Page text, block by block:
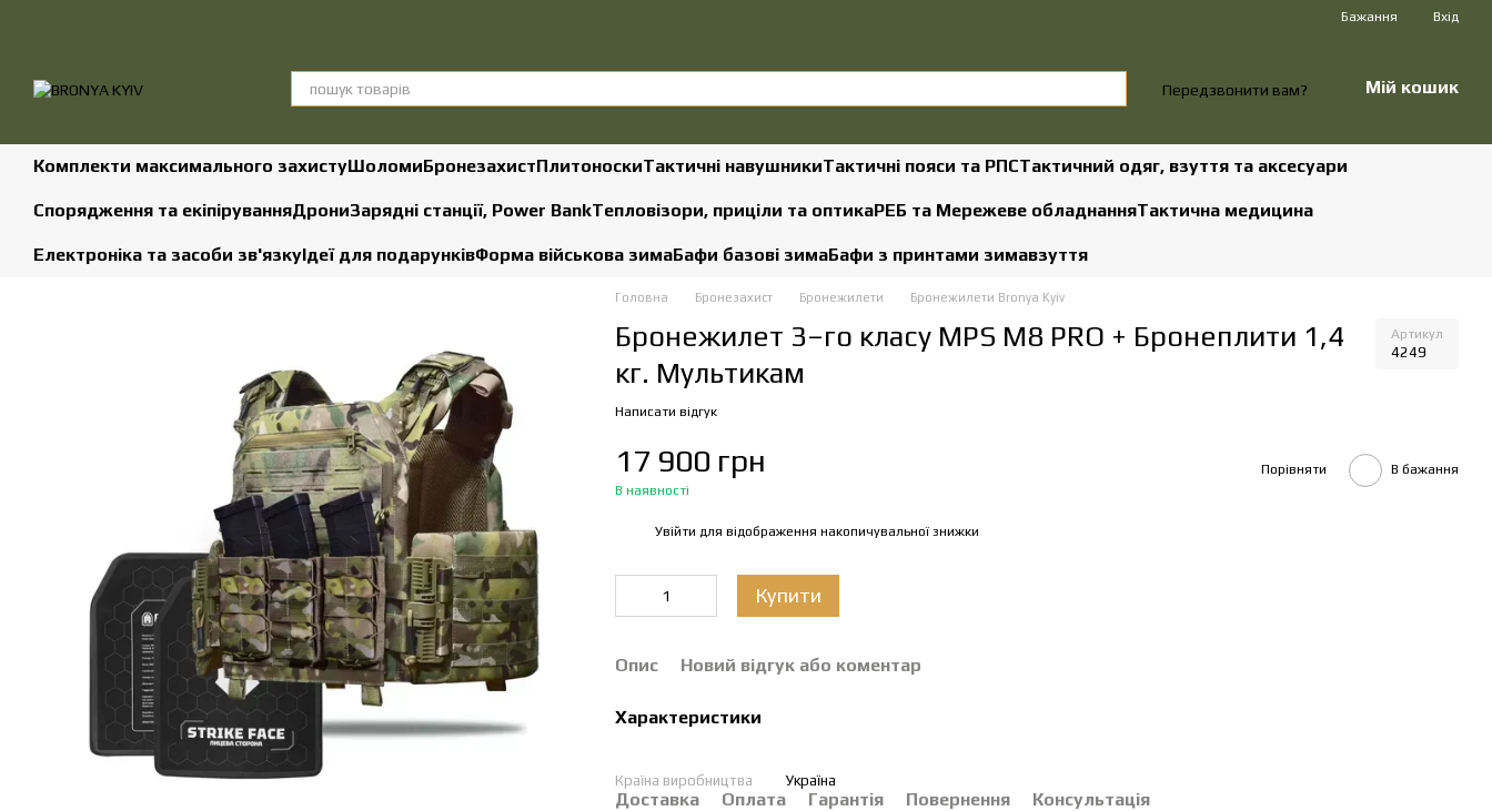
Бажання Вхід
Передзвонити вам? Мій кошик
Комплекти максимального захистуШоломиБронезахистПлитоноскиТактичні навушникиТактичні пояси та РПСТактичний одяг, взуття та аксесуари
Спорядження та екіпіруванняДрониЗарядні станції, Power BankТепловізори, приціли та оптикаРЕБ та Мережеве обладнанняТактична медицина
Електроніка та засоби зв'язкуІдеї для подарунківФорма військова зимаБафи базові зимаБафи з принтами зимавзуття
Головна Бронезахист Бронежилети Бронежилети Bronya Kyiv
Бронежилет 3–го класу MPS М8 PRO + Бронеплити 1,4
кг. Мультикам
Артикул
4249
Написати відгук
17 900 грн
В наявності
Порівняти В бажання
Увійти для відображення накопичувальної знижки
Купити
Опис Новий відгук або коментар
Характеристики
Країна виробництва Україна
Доставка Оплата Гарантія Повернення Консультація